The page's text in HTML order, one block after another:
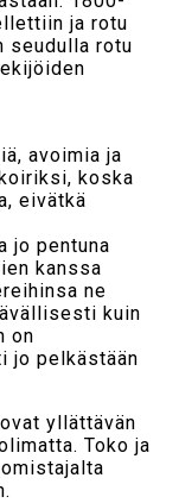
ja rotu
seudulla rotu
avoimia ja
koska
eivätkä
jo pentuna
kanssa
ne
kuin
on
jo pelkästään
yllättävän
Toko ja